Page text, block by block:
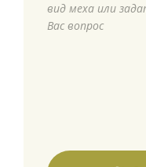
вид меха или
Вас вопрос